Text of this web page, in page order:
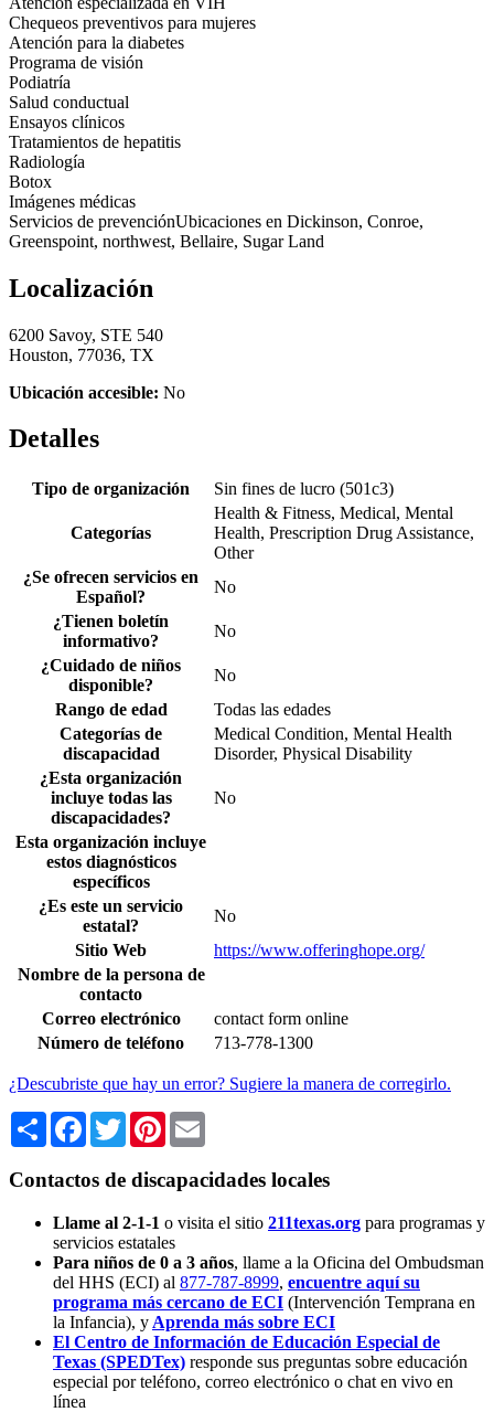
Chequeos preventivos para mujeres
Atención para la diabetes
Programa de visión
Podiatría
Salud conductual
Ensayos clínicos
Tratamientos de hepatitis
Radiología
Botox
Imágenes médicas
Servicios de prevenciónUbicaciones en Dickinson, Conroe,
Greenspoint, northwest, Bellaire, Sugar Land
Localización
6200 Savoy, STE 540
Houston, 77036, TX
Ubicación accesible: No
Detalles
Tipo de organización Sin fines de lucro (501c3)
Categorías
Health & Fitness, Medical, Mental
Health, Prescription Drug Assistance,
Other
¿Se ofrecen servicios en
Español?
No
¿Tienen boletín
informativo?
No
¿Cuidado de niños
disponible?
No
Rango de edad
Todas las edades
Categorías de
discapacidad
Medical Condition, Mental Health
Disorder, Physical Disability
¿Esta organización
incluye todas las
discapacidades?
No
Esta organización incluye
estos diagnósticos
específicos
¿Es este un servicio
estatal?
No
Sitio Web
https://www.offeringhope.org/
Nombre de la persona de
contacto
Correo electrónico
contact form online
Número de teléfono
713-778-1300
¿Descubriste que hay un error? Sugiere la manera de corregirlo.
Share Facebook
TwitterPinterest
Contactos de discapacidades locales
Llame al 2-1-1 o visita el sitio 211texas.org para programas y
servicios estatales
Para niños de 0 a 3 años, llame a la Oficina del Ombudsman
del HHS (ECI) al 877-787-8999, encuentre aquí su
programa más cercano de ECI (Intervención Temprana en
la Infancia), y Aprenda más sobre ECI
El Centro de Información de Educación Especial de
Texas (SPEDTex) responde sus preguntas sobre educación
especial por teléfono, correo electrónico o chat en vivo en
línea